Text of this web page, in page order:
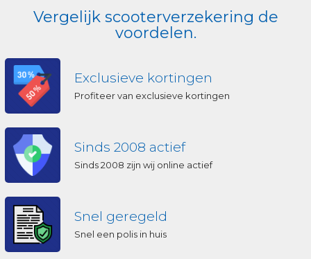
Vergelijk scooterverzekering de
voordelen.
Exclusieve kortingen
Profiteer van exclusieve kortingen
Sinds 2008 actief
Sinds 2008 zijn wij online actief
Snel geregeld
Snel een polis in huis